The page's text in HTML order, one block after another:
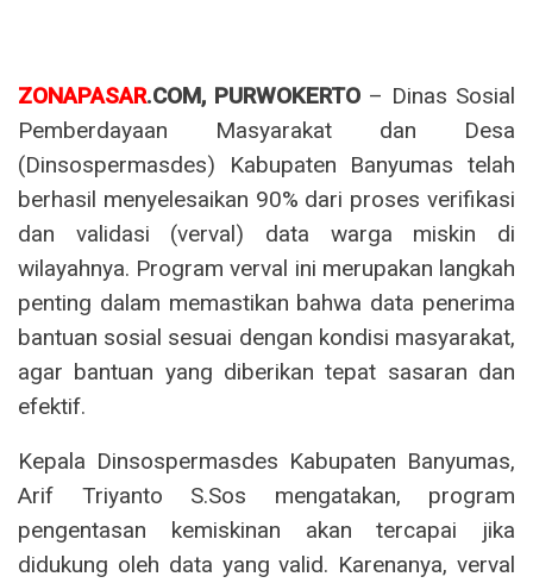
ZONAPASAR.COM, PURWOKERTO – Dinas Sosial
Pemberdayaan Masyarakat dan Desa
(Dinsospermasdes) Kabupaten Banyumas telah
berhasil menyelesaikan 90% dari proses verifikasi
dan validasi (verval) data warga miskin di
wilayahnya. Program verval ini merupakan langkah
penting dalam memastikan bahwa data penerima
bantuan sosial sesuai dengan kondisi masyarakat,
agar bantuan yang diberikan tepat sasaran dan
efektif.
Kepala Dinsospermasdes Kabupaten Banyumas,
Arif Triyanto S.Sos mengatakan, program
pengentasan kemiskinan akan tercapai jika
didukung oleh data yang valid. Karenanya, verval